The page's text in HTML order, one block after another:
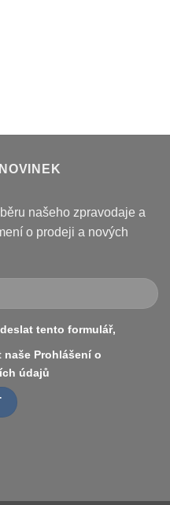
našeho zpravodaje a
o prodeji a nových
tento formulář,
naše Prohlášení o
údajů